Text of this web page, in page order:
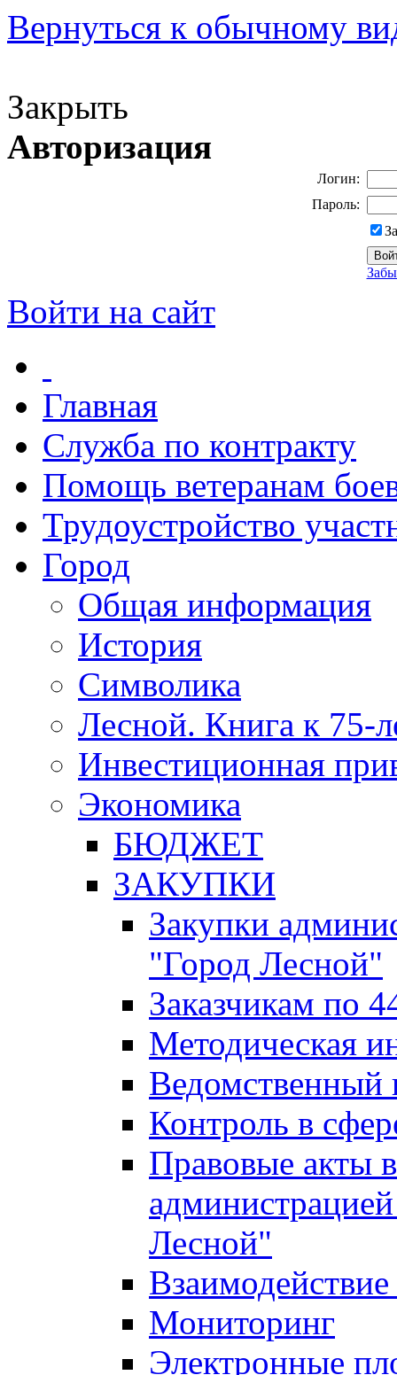
Вернуться к обычному
Закрыть
Авторизация
Логин:
Пароль:
Войти на сайт
Главная
Служба по контракту
Помощь ветеранам
Трудоустройство
Город
Общая информация
История
Символика
Лесной. Книга к 75-
Инвестиционная
Экономика
БЮДЖЕТ
ЗАКУПКИ
Закупки
"Город Лесной"
Заказчикам по
Методическая
Ведомственный
Контроль в
Правовые акты
Лесной"
Мониторинг
Электронные